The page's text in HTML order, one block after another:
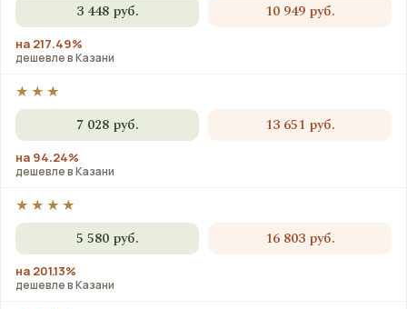
3 448 руб. 10 949 руб.
на 217.49%
дешевле в Казани
★★★
7 028 руб. 13 651 руб.
на 94.24%
дешевле в Казани
★★★★
5 580 руб. 16 803 руб.
на 201.13%
дешевле в Казани